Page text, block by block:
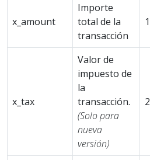
x_amount
Importe
total de la
transacción
x_tax
Valor de
impuesto de
la
transacción.
(Solo para
nueva
versión)